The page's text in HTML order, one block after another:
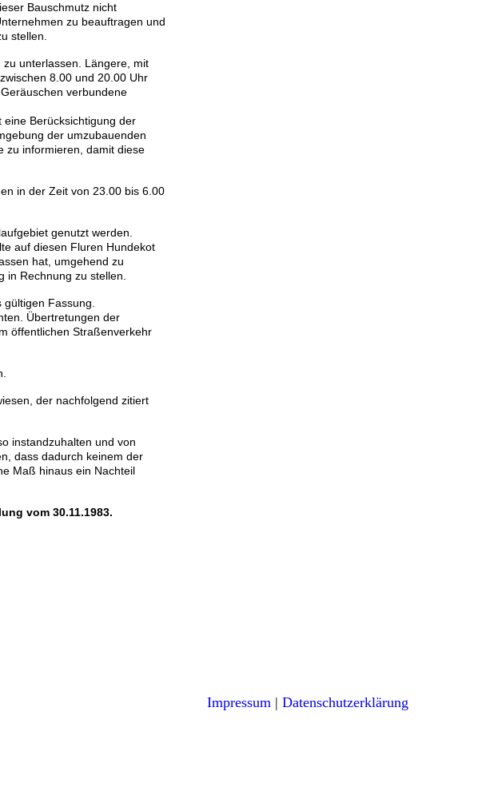
Bauschmutz nicht
zu beauftragen und
stellen.
unterlassen. Längere, mit
8.00 und 20.00 Uhr
verbundene
Berücksichtigung der
der umzubauenden
zu informieren, damit diese
in der Zeit von 23.00 bis 6.00
genutzt werden.
auf diesen Fluren Hundekot
hat, umgehend zu
in Rechnung zu stellen.
Fassung.
Übertretungen der
öffentlichen Straßenverkehr
der nachfolgend zitiert
instandzuhalten und von
dass dadurch keinem der
Maß hinaus ein Nachteil
vom 30.11.1983.
Impressum | Datenschutzerklärung